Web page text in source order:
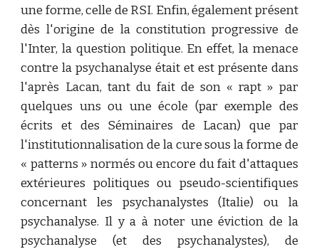
une forme, celle de RSI. Enfin, également présent
dès l'origine de la constitution progressive de
l'Inter, la question politique. En effet, la menace
contre la psychanalyse était et est présente dans
l'après Lacan, tant du fait de son « rapt » par
quelques uns ou une école (par exemple des
écrits et des Séminaires de Lacan) que par
l'institutionnalisation de la cure sous la forme de
« patterns » normés ou encore du fait d'attaques
extérieures politiques ou pseudo-scientifiques
concernant les psychanalystes (Italie) ou la
psychanalyse. Il y a à noter une éviction de la
psychanalyse (et des psychanalystes), de